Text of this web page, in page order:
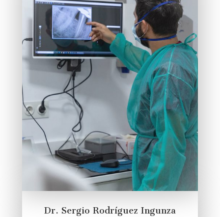
Dr. Sergio Rodríguez Ingunza